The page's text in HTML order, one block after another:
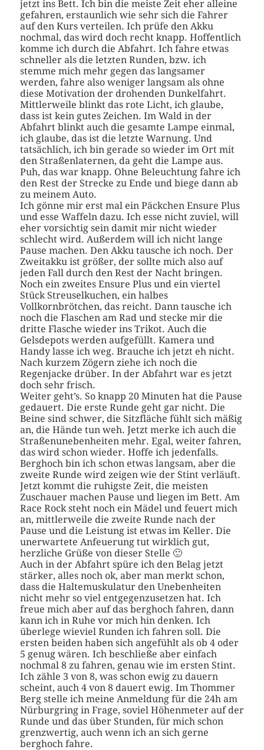
jetzt ins Bett. Ich bin die meiste Zeit eher alleine
gefahren, erstaunlich wie sehr sich die Fahrer
auf den Kurs verteilen. Ich prüfe den Akku
nochmal, das wird doch recht knapp. Hoffentlich
komme ich durch die Abfahrt. Ich fahre etwas
schneller als die letzten Runden, bzw. ich
stemme mich mehr gegen das langsamer
werden, fahre also weniger langsam als ohne
diese Motivation der drohenden Dunkelfahrt.
Mittlerweile blinkt das rote Licht, ich glaube,
dass ist kein gutes Zeichen. Im Wald in der
Abfahrt blinkt auch die gesamte Lampe einmal,
ich glaube, das ist die letzte Warnung. Und
tatsächlich, ich bin gerade so wieder im Ort mit
den Straßenlaternen, da geht die Lampe aus.
Puh, das war knapp. Ohne Beleuchtung fahre ich
den Rest der Strecke zu Ende und biege dann ab
zu meinem Auto.
Ich gönne mir erst mal ein Päckchen Ensure Plus
und esse Waffeln dazu. Ich esse nicht zuviel, will
eher vorsichtig sein damit mir nicht wieder
schlecht wird. Außerdem will ich nicht lange
Pause machen. Den Akku tausche ich noch. Der
Zweitakku ist größer, der sollte mich also auf
jeden Fall durch den Rest der Nacht bringen.
Noch ein zweites Ensure Plus und ein viertel
Stück Streuselkuchen, ein halbes
Vollkornbrötchen, das reicht. Dann tausche ich
noch die Flaschen am Rad und stecke mir die
dritte Flasche wieder ins Trikot. Auch die
Gelsdepots werden aufgefüllt. Kamera und
Handy lasse ich weg. Brauche ich jetzt eh nicht.
Nach kurzem Zögern ziehe ich noch die
Regenjacke drüber. In der Abfahrt war es jetzt
doch sehr frisch.
Weiter geht’s. So knapp 20 Minuten hat die Pause
gedauert. Die erste Runde geht gar nicht. Die
Beine sind schwer, die Sitzfläche fühlt sich mäßig
an, die Hände tun weh. Jetzt merke ich auch die
Straßenunebenheiten mehr. Egal, weiter fahren,
das wird schon wieder. Hoffe ich jedenfalls.
Berghoch bin ich schon etwas langsam, aber die
zweite Runde wird zeigen wie der Stint verläuft.
Jetzt kommt die ruhigste Zeit, die meisten
Zuschauer machen Pause und liegen im Bett. Am
Race Rock steht noch ein Mädel und feuert mich
an, mittlerweile die zweite Runde nach der
Pause und die Leistung ist etwas im Keller. Die
unerwartete Anfeuerung tut wirklich gut,
herzliche Grüße von dieser Stelle 🙂
Auch in der Abfahrt spüre ich den Belag jetzt
stärker, alles noch ok, aber man merkt schon,
dass die Haltemuskulatur den Unebenheiten
nicht mehr so viel entgegenzusetzen hat. Ich
freue mich aber auf das berghoch fahren, dann
kann ich in Ruhe vor mich hin denken. Ich
überlege wieviel Runden ich fahren soll. Die
ersten beiden haben sich angefühlt als ob 4 oder
5 genug wären. Ich beschließe aber einfach
nochmal 8 zu fahren, genau wie im ersten Stint.
Ich zähle 3 von 8, was schon ewig zu dauern
scheint, auch 4 von 8 dauert ewig. Im Thommer
Berg stelle ich meine Anmeldung für die 24h am
Nürburgring in Frage, soviel Höhenmeter auf der
Runde und das über Stunden, für mich schon
grenzwertig, auch wenn ich an sich gerne
berghoch fahre.